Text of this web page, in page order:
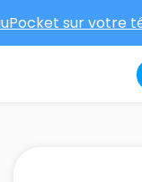
sur votre